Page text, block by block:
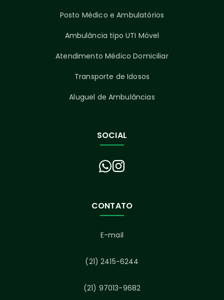
Posto Médico e Ambulatórios
Ambulância tipo UTI Móvel
Atendimento Médico Domiciliar
Transporte de Idosos
Aluguel de Ambulâncias
SOCIAL
CONTATO
E-mail
(21) 2415-6244
(21) 97013-9682